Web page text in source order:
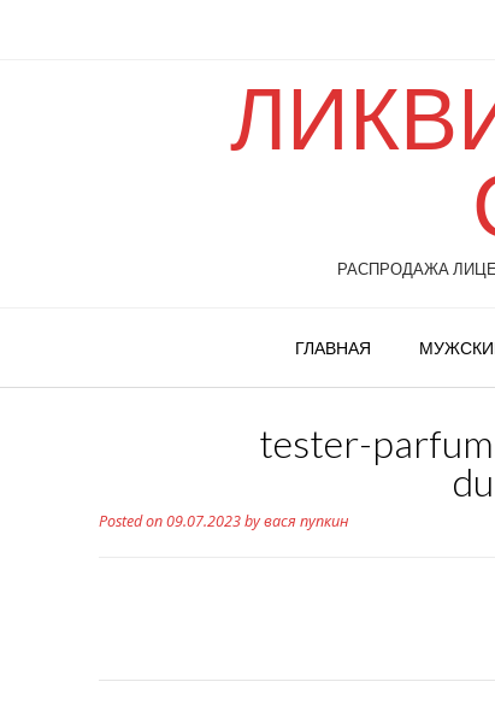
РАСПРОДАЖА
ГЛАВНАЯ
tester-
Posted on09.07.2023byвася пупкин